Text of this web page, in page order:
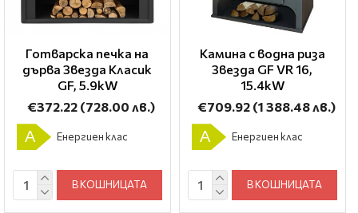
Готварска печка на
дърва Звезда Класик
GF, 5.9kW
€372.22 (728.00 лв.)
A Енергиен клас
В КОШНИЦАТА
Камина с водна риза
Звезда GF VR 16,
15.4kW
€709.92 (1 388.48 лв.)
A Енергиен клас
В КОШНИЦАТА